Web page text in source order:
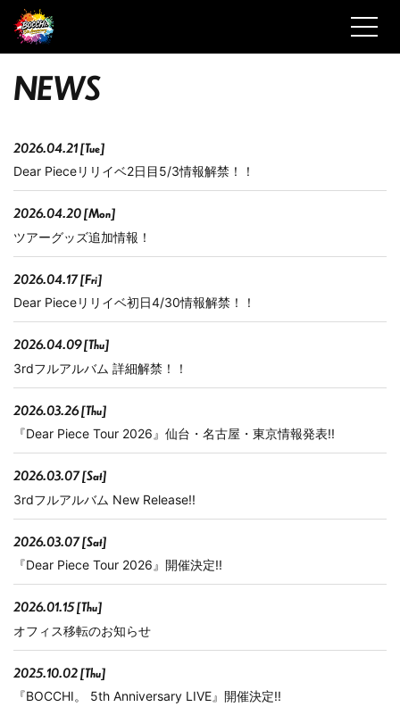
NEWS
2026.04.21 [Tue]
Dear Pieceリリイベ2日目5/3情報解禁！！
2026.04.20 [Mon]
ツアーグッズ追加情報！
2026.04.17 [Fri]
Dear Pieceリリイベ初日4/30情報解禁！！
2026.04.09 [Thu]
3rdフルアルバム 詳細解禁！！
2026.03.26 [Thu]
『Dear Piece Tour 2026』仙台・名古屋・東京情報発表!!
2026.03.07 [Sat]
3rdフルアルバム New Release!!
2026.03.07 [Sat]
『Dear Piece Tour 2026』開催決定!!
2026.01.15 [Thu]
オフィス移転のお知らせ
2025.10.02 [Thu]
『BOCCHI。 5th Anniversary LIVE』開催決定!!